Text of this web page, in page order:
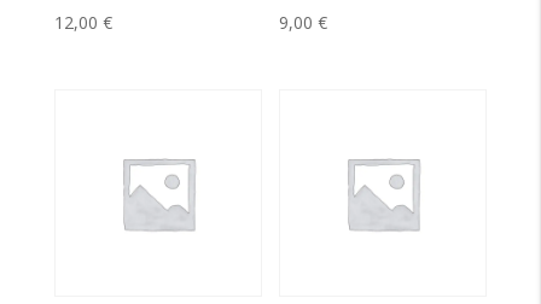
12,00 € 9,00€